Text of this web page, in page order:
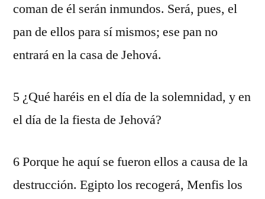
coman de él serán inmundos. Será, pues, el
pan de ellos para sí mismos; ese pan no
entrará en la casa de Jehová.
5 ¿Qué haréis en el día de la solemnidad, y en
el día de la fiesta de Jehová?
6 Porque he aquí se fueron ellos a causa de la
destrucción. Egipto los recogerá, Menfis los